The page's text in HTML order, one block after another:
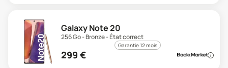
Galaxy Note 20
256 Go - Bronze - État correct
Garantie 12 mois
299 €